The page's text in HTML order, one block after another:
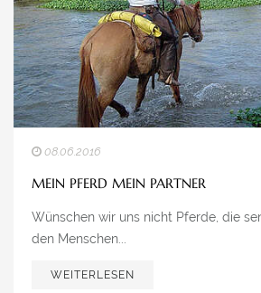
08.06.2016
MEIN PFERD MEIN PARTNER
Wünschen wir uns nicht Pferde, die
den Menschen...
WEITERLESEN